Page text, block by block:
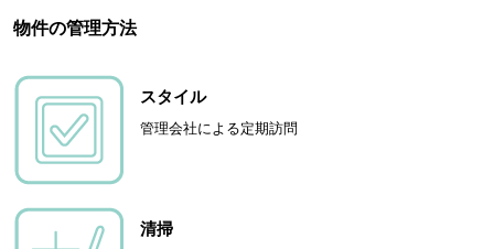
物件の管理方法
スタイル
管理会社による定期訪問
清掃